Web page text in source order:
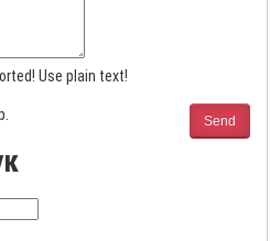
Use plain text!
Send